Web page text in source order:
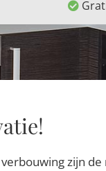
zijn